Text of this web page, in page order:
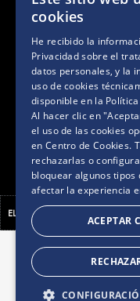
2025.
ELEGÍ TU PAÍS
cookies
He recibido la
Privacidadsobre el
datos personales, y la
uso de cookies
disponible en la
Al hacer clic en
el uso de las cookies
en Centro de Cookies.
rechazarlas o
bloquear algunos tipos
afectar la experiencia
ACEPTAR